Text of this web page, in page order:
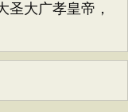
圣大广孝皇帝，